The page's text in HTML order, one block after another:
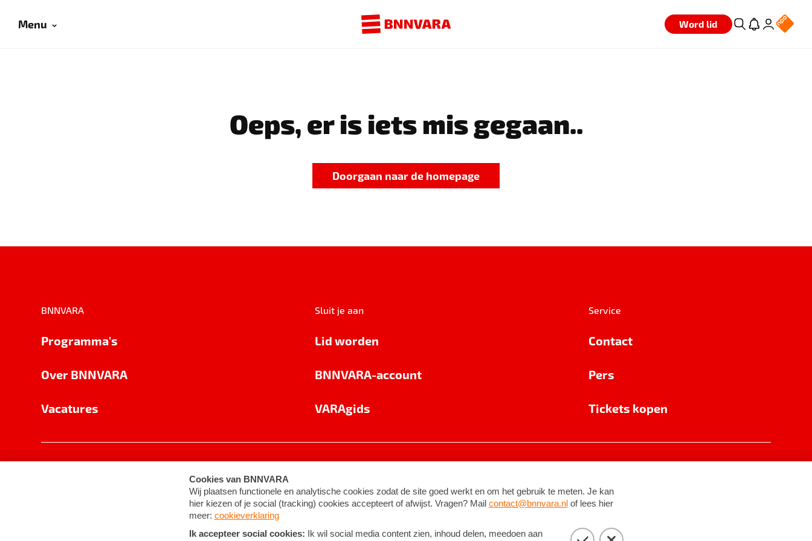
Menu Word lid
Oeps, er is iets mis gegaan..
Doorgaan naar de homepage
BNNVARA
Programma's
Over BNNVARA
Vacatures
Sluit je aan
Lid worden
BNNVARA-account
VARAgids
Service
Contact
Pers
Tickets kopen
Cookie-instellingen Algemene voorwaarden ©2026BNNVARA